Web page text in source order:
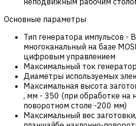
Основные параметры
Тип генератора импульсов -
многоканальный на базе
цифровым управлением
Максимальный ток
Диаметры используемых
Максимальная высота
, мм - 350 (при обработке на
поворотном столе -200 мм)
Максимальный вес